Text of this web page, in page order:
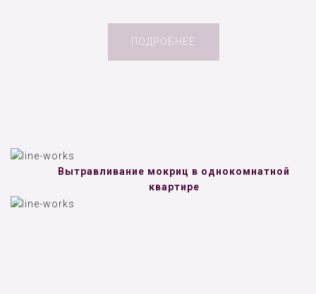
ПОДРОБНЕЕ
Вытравливание мокриц в однокомнатной
квартире